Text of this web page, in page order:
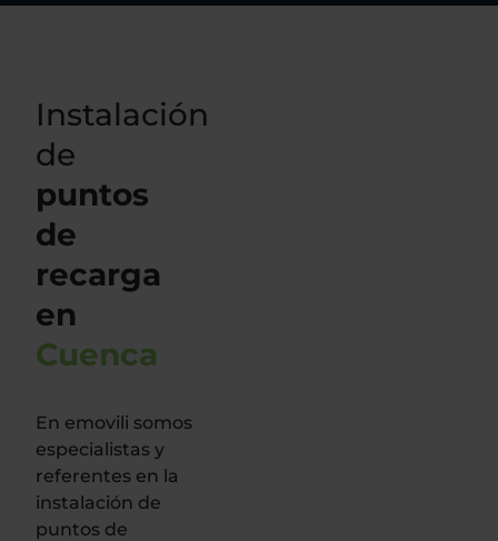
Instalación
de
puntos
de
recarga
en
Cuenca
En emovili somos
especialistas y
referentes en la
instalación de
puntos de